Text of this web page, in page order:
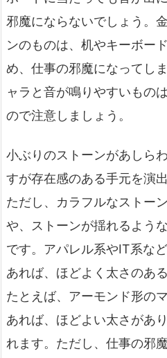
邪魔にならないでしょう。
ンのものは、机やキーボー
め、仕事の邪魔になってし
ャラと音が鳴りやすいもの
ので注意しましょう。
小ぶりのストーンがあしら
すが存在感のある手元を演
ただし、カラフルなストー
や、ストーンが揺れるよう
です。アパレル系やIT系な
あれば、ほどよく太さのあ
たとえば、アーモンド形の
あれば、ほどよい太さがあ
れます。ただし、仕事の邪